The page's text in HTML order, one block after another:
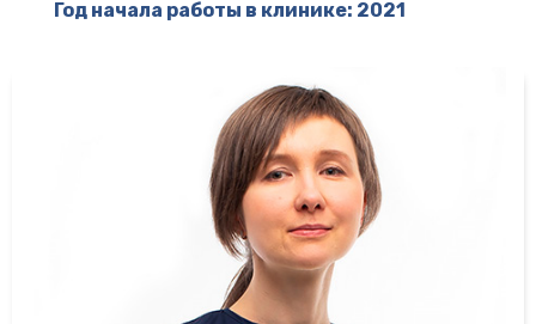
Год начала работы в клинике: 2021